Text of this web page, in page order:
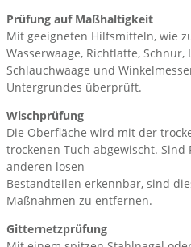
Prüfung auf Maßhaltigkeit
Mit geeigneten Hilfsmitteln, wie
Wasserwaage, Richtlatte,
Schlauchwaage und
Untergrundes überprüft.
Wischprüfung
Die Oberfläche wird mit der
trockenen Tuch abgewischt. Sind
anderen losen
Bestandteilen erkennbar, sind
Maßnahmen zu entfernen.
Gitternetzprüfung